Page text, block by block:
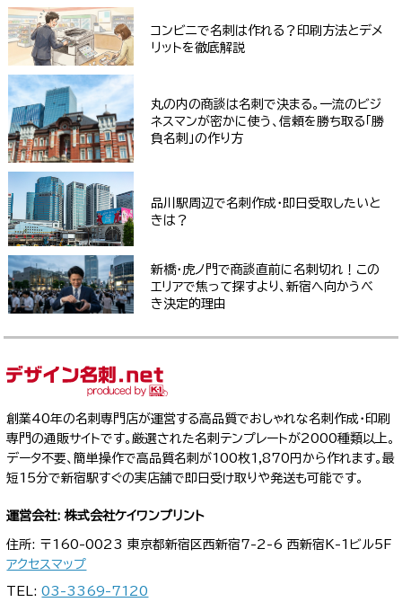
コンビニで名刺は作れる？印刷方法とデメ
リットを徹底解説
丸の内の商談は名刺で決まる。一流のビジ
ネスマンが密かに使う、信頼を勝ち取る「勝
負名刺」の作り方
品川駅周辺で名刺作成・即日受取したいと
きは？
新橋・虎ノ門で商談直前に名刺切れ！この
エリアで焦って探すより、新宿へ向かうべ
き決定的理由
創業40年の名刺専門店が運営する高品質でおしゃれな名刺作成・印刷
専門の通販サイトです。厳選された名刺テンプレートが2000種類以上。
データ不要、簡単操作で高品質名刺が100枚1,870円から作れます。最
短15分で新宿駅すぐの実店舗で即日受け取りや発送も可能です。
運営会社: 株式会社ケイワンプリント
住所: 〒160-0023 東京都新宿区西新宿7-2-6 西新宿K-1ビル5F
アクセスマップ
TEL:03-3369-7120